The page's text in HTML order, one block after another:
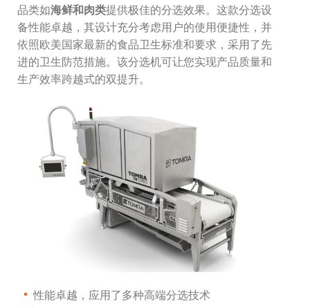
品类如海鲜和肉类提供极佳的分选效果。这款分选设
备性能卓越，其设计充分考虑用户的使用便捷性，并
依照欧美国家最新的食品卫生标准和要求，采用了先
进的卫生防范措施。该分选机可让您实现产品质量和
生产效率跨越式的双提升。
性能卓越，应用了多种高端分选技术